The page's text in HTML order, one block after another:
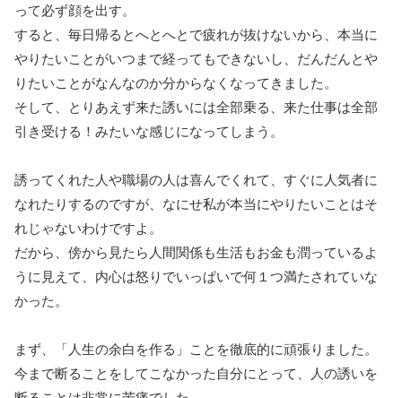
って必ず顔を出す。
すると、毎日帰るとへとへとで疲れが抜けないから、本当に
やりたいことがいつまで経ってもできないし、だんだんとや
りたいことがなんなのか分からなくなってきました。
そして、とりあえず来た誘いには全部乗る、来た仕事は全部
引き受ける！みたいな感じになってしまう。
誘ってくれた人や職場の人は喜んでくれて、すぐに人気者に
なれたりするのですが、なにせ私が本当にやりたいことはそ
れじゃないわけですよ。
だから、傍から見たら人間関係も生活もお金も潤っているよ
うに見えて、内心は怒りでいっぱいで何１つ満たされていな
かった。
まず、「人生の余白を作る」ことを徹底的に頑張りました。
今まで断ることをしてこなかった自分にとって、人の誘いを